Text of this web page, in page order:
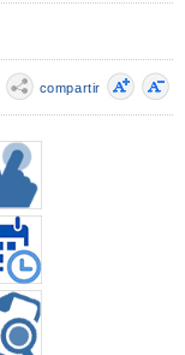
compartir